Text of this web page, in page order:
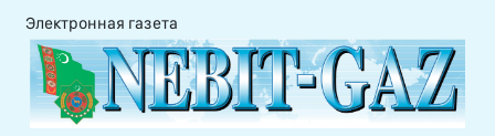
Электронная газета